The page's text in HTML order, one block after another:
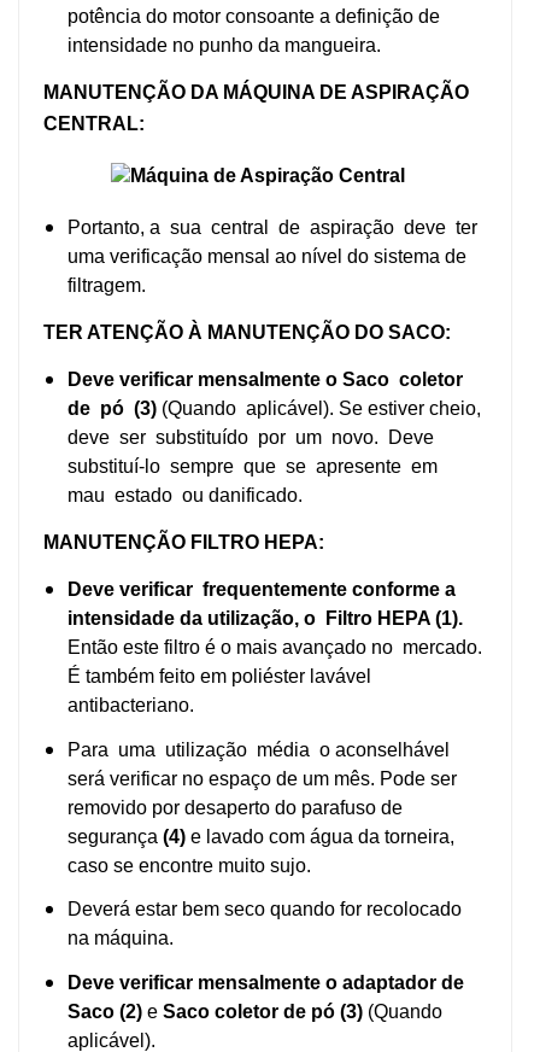
potência do motor consoante a definição de
intensidade no punho da mangueira.
MANUTENÇÃO DA MÁQUINA DE ASPIRAÇÃO
CENTRAL:
Portanto, a sua central de aspiração deve ter
uma verificação mensal ao nível do sistema de
filtragem.
TER ATENÇÃO À MANUTENÇÃO DO SACO:
Deve verificar mensalmente o Saco coletor
de pó (3) (Quando aplicável). Se estiver cheio,
deve ser substituído por um novo. Deve
substituí-lo sempre que se apresente em
mau estado ou danificado.
MANUTENÇÃO FILTRO HEPA:
Deve verificar frequentemente conforme a
intensidade da utilização, o Filtro HEPA (1).
Então este filtro é o mais avançado no mercado.
É também feito em poliéster lavável
antibacteriano.
Para uma utilização média o aconselhável
será verificar no espaço de um mês. Pode ser
removido por desaperto do parafuso de
segurança (4) e lavado com água da torneira,
caso se encontre muito sujo.
Deverá estar bem seco quando for recolocado
na máquina.
Deve verificar mensalmente o adaptador de
Saco (2) e Saco coletor de pó (3) (Quando
aplicável).